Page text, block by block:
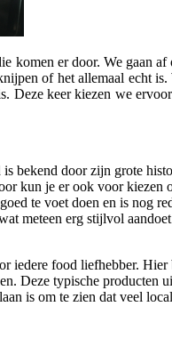
komen er door. We gaan
of het allemaal echt is.
Deze keer kiezen we
bekend door zijn grote
kun je er ook voor kiezen
te voet doen en is nog
wat meteen erg stijlvol
iedere food liefhebber.
Deze typische producten
is om te zien dat veel